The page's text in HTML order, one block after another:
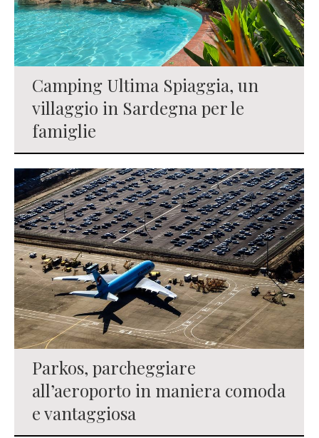
Camping Ultima Spiaggia, un
villaggio in Sardegna per le
famiglie
Parkos, parcheggiare
all’aeroporto in maniera comoda
e vantaggiosa